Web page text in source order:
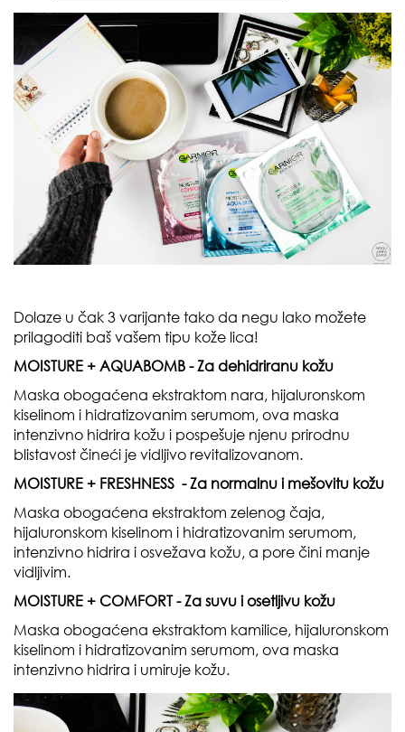
Dolaze u čak 3 varijante tako da negu lako možete
prilagoditi baš vašem tipu kože lica!
MOISTURE + AQUABOMB - Za dehidriranu kožu
Maska obogaćena ekstraktom nara, hijaluronskom
kiselinom i hidratizovanim serumom, ova maska
intenzivno hidrira kožu i pospešuje njenu prirodnu
blistavost čineći je vidljivo revitalizovanom.
MOISTURE + FRESHNESS - Za normalnu i mešovitu kožu
Maska obogaćena ekstraktom zelenog čaja,
hijaluronskom kiselinom i hidratizovanim serumom,
intenzivno hidrira i osvežava kožu, a pore čini manje
vidljivim.
MOISTURE + COMFORT - Za suvu i osetljivu kožu
Maska obogaćena ekstraktom kamilice, hijaluronskom
kiselinom i hidratizovanim serumom, ova maska
intenzivno hidrira i umiruje kožu.